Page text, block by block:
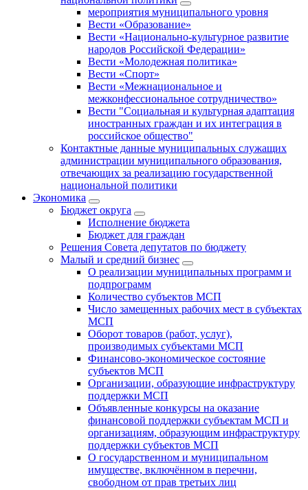
мероприятия муниципального уровня
Вести «Образование»
Вести «Национально-культурное развитие
народов Российской Федерации»
Вести «Молодежная политика»
Вести «Спорт»
Вести «Межнациональное и
межконфессиональное сотрудничество»
Вести "Социальная и культурная адаптация
иностранных граждан и их интеграция в
российское общество"
Контактные данные муниципальных служащих
администрации муниципального образования,
отвечающих за реализацию государственной
национальной политики
Экономика
Бюджет округa
Исполнение бюджета
Бюджет для граждан
Решения Совета депутатов по бюджету
Малый и средний бизнес
О реализации муниципальных программ и
подпрограмм
Количество субъектов МСП
Число замещенных рабочих мест в субъектах
МСП
Оборот товаров (работ, услуг),
производимых субъектами МСП
Финансово-экономическое состояние
субъектов МСП
Организации, образующие инфраструктуру
поддержки МСП
Объявленные конкурсы на оказание
финансовой поддержки субъектам МСП и
организациям, образующим инфраструктуру
поддержки субъектов МСП
О государственном и муниципальном
имуществе, включённом в перечни,
свободном от прав третьих лиц